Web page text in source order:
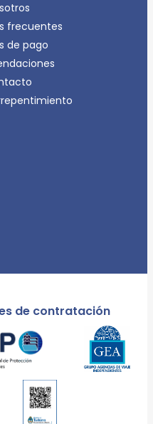
pago
de contratación